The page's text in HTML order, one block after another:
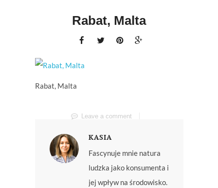
Rabat, Malta
Rabat, Malta
Leave a comment
KASIA
Fascynuje mnie natura
ludzka jako konsumenta i
jej wpływ na środowisko.